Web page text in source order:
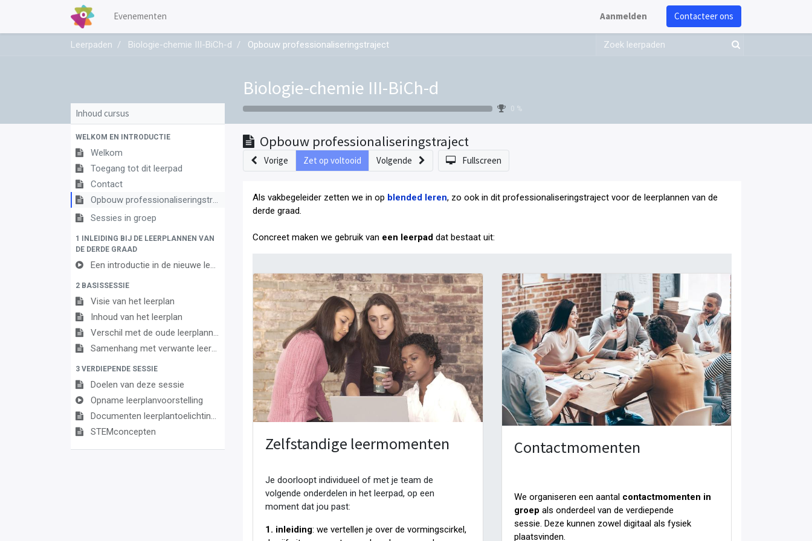
Evenementen Aanmelden Contacteer ons
Leerpaden Biologie-chemie III-BiCh-d Opbouw professionaliseringstraject
Biologie-chemie III-BiCh-d
0 %
Inhoud cursus
WELKOM EN INTRODUCTIE
Welkom
Toegang tot dit leerpad
Contact
Opbouw professionaliseringstraject
Sessies in groep
1 INLEIDING BIJ DE LEERPLANNEN VAN
DE DERDE GRAAD
Een introductie in de nieuwe leerplannen van de derde graad
2 BASISSESSIE
Visie van het leerplan
Inhoud van het leerplan
Verschil met de oude leerplannen
Samenhang met verwante leerplannen
3 VERDIEPENDE SESSIE
Doelen van deze sessie
Opname leerplanvoorstelling
Documenten leerplantoelichting
STEMconcepten
Opbouw professionaliseringstraject
Vorige Zet op voltooid Volgende Fullscreen
Als vakbegeleider zetten we in op blended leren, zo ook in dit professionaliseringstraject voor de leerplannen van de
derde graad
Concreet maken we gebruik van een leerpad dat bestaat uit:
Zelfstandige leermomenten
Je doorloopt individueel of met je team de
volgende onderdelen in het leerpad, op een
moment dat jou past:
1. inleiding: we vertellen je over de vormingscirkel,
Contactmomenten
We organiseren een aantal contactmomenten in
groep als onderdeel van de verdiepende
sessie. Deze kunnen zowel digitaal als fysiek
plaatsvinden.